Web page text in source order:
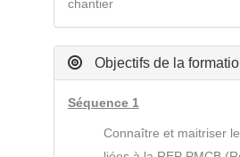
chantier
Objectifs de la
Séquence 1
Connaître et maitriser